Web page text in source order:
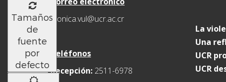
Tamaños
de
fuente
por
defecto
monica.vul@ucr.ac.cr
Teléfonos
Recepción: 2511-6978
La
Una
UCR
UCR